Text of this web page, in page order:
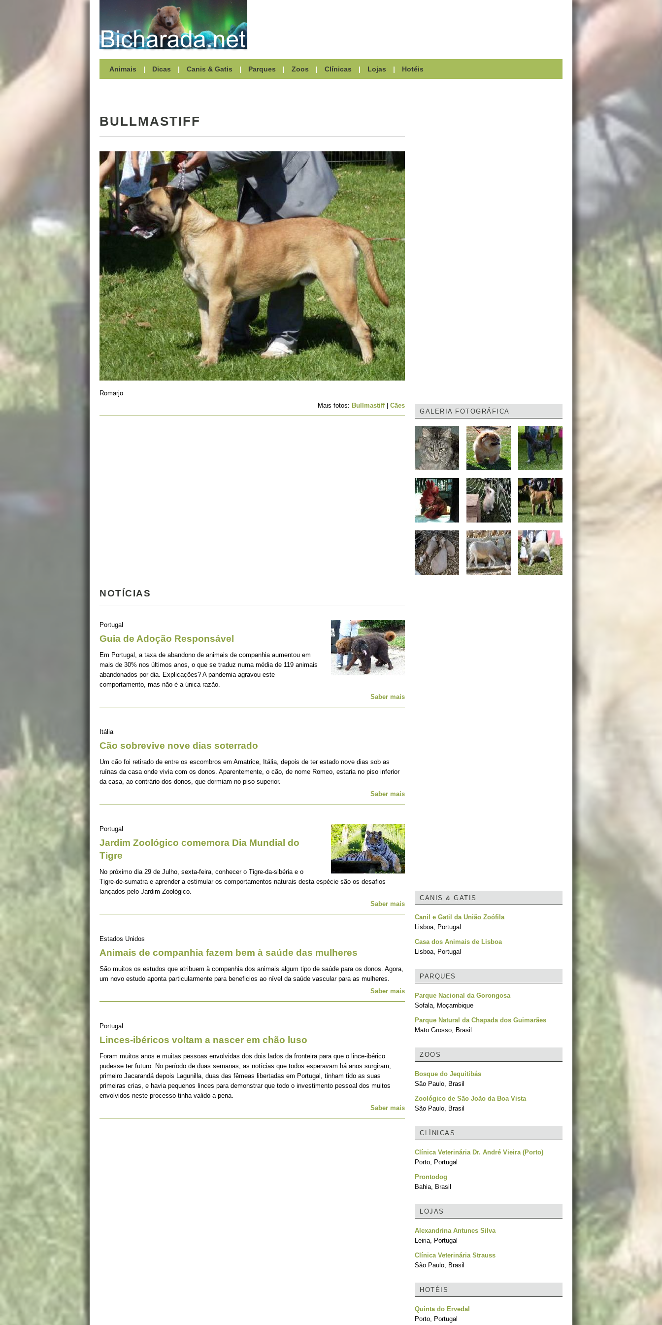
Animais | Dicas | Canis & Gatis | Parques | Zoos | Clínicas | Lojas | Hotéis
BULLMASTIFF
Romarjo
Mais fotos: Bullmastiff| Cães
NOTÍCIAS
Portugal
Guia de Adoção Responsável
Em Portugal, a taxa de abandono de animais de companhia aumentou em
mais de 30% nos últimos anos, o que se traduz numa média de 119 animais
abandonados por dia. Explicações? A pandemia agravou este
comportamento, mas não é a única razão.
Saber mais
Itália
Cão sobrevive nove dias soterrado
Um cão foi retirado de entre os escombros em Amatrice, Itália, depois de ter estado nove dias sob as
ruínas da casa onde vivia com os donos. Aparentemente, o cão, de nome Romeo, estaria no piso inferior
da casa, ao contrário dos donos, que dormiam no piso superior.
Saber mais
Portugal
Jardim Zoológico comemora Dia Mundial do
Tigre
No próximo dia 29 de Julho, sexta-feira, conhecer o Tigre-da-sibéria e o
Tigre-de-sumatra e aprender a estimular os comportamentos naturais desta espécie são os desafios
lançados pelo Jardim Zoológico.
Saber mais
Estados Unidos
Animais de companhia fazem bem à saúde das mulheres
São muitos os estudos que atribuem à companhia dos animais algum tipo de saúde para os donos. Agora,
um novo estudo aponta particularmente para beneficios ao nível da saúde vascular para as mulheres.
Saber mais
Portugal
Linces-ibéricos voltam a nascer em chão luso
Foram muitos anos e muitas pessoas envolvidas dos dois lados da fronteira para que o lince-ibérico
pudesse ter futuro. No período de duas semanas, as notícias que todos esperavam há anos surgiram,
primeiro Jacarandá depois Lagunilla, duas das fêmeas libertadas em Portugal, tinham tido as suas
primeiras crias, e havia pequenos linces para demonstrar que todo o investimento pessoal dos muitos
envolvidos neste processo tinha valido a pena.
Saber mais
GALERIA FOTOGRÁFICA
CANIS & GATIS
Canil e Gatil da União Zoófila
Lisboa, Portugal
Casa dos Animais de Lisboa
Lisboa, Portugal
PARQUES
Parque Nacional da Gorongosa
Sofala, Moçambique
Parque Natural da Chapada dos Guimarães
Mato Grosso, Brasil
ZOOS
Bosque do Jequitibás
São Paulo, Brasil
Zoológico de São João da Boa Vista
São Paulo, Brasil
CLÍNICAS
Clínica Veterinária Dr. André Vieira (Porto)
Porto, Portugal
Prontodog
Bahia, Brasil
LOJAS
Alexandrina Antunes Silva
Leiria, Portugal
Clínica Veterinária Strauss
São Paulo, Brasil
HOTÉIS
Quinta do Ervedal
Porto, Portugal